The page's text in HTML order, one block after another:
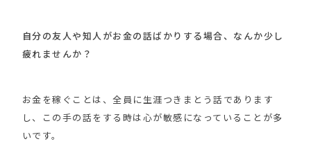
自分の友人や知人がお金の話ばかりする場合、なんか少し
疲れませんか？
お金を稼ぐことは、全員に生涯つきまとう話であります
し、この手の話をする時は心が敏感になっていることが多
いです。